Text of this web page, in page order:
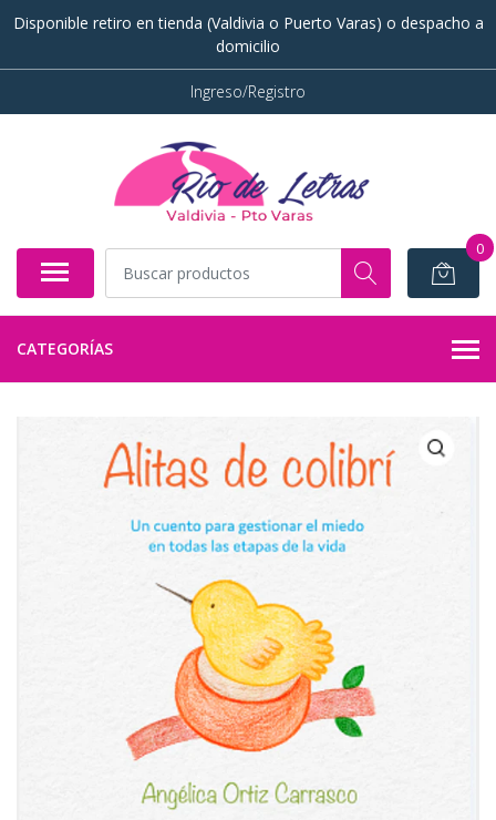
Disponible retiro en tienda (Valdivia o Puerto Varas) o despacho a
domicilio
Ingreso/Registro
0
CATEGORÍAS